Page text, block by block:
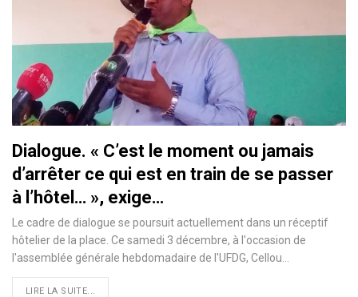
Dialogue. « C’est le moment ou jamais
d’arrêter ce qui est en train de se passer
à l’hôtel… », exige…
Le cadre de dialogue se poursuit actuellement dans un réceptif
hôtelier de la place. Ce samedi 3 décembre, à l'occasion de
l'assemblée générale hebdomadaire de l'UFDG, Cellou…
LIRE LA SUITE...